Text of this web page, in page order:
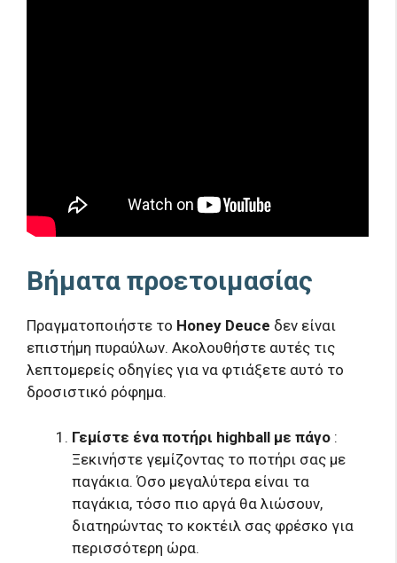
Βήματα προετοιμασίας
Πραγματοποιήστε το Honey Deuce δεν είναι
επιστήμη πυραύλων. Ακολουθήστε αυτές τις
λεπτομερείς οδηγίες για να φτιάξετε αυτό το
δροσιστικό ρόφημα.
Γεμίστε ένα ποτήρι highball με πάγο :
Ξεκινήστε γεμίζοντας το ποτήρι σας με
παγάκια. Όσο μεγαλύτερα είναι τα
παγάκια, τόσο πιο αργά θα λιώσουν,
διατηρώντας το κοκτέιλ σας φρέσκο ​​για
περισσότερη ώρα.